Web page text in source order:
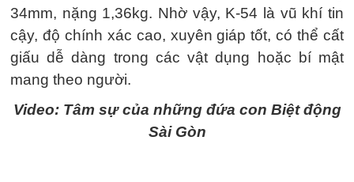
34mm, nặng 1,36kg. Nhờ vậy, K-54 là vũ khí tin
cậy, độ chính xác cao, xuyên giáp tốt, có thể cất
giấu dễ dàng trong các vật dụng hoặc bí mật
mang theo người.
Video: Tâm sự của những đứa con Biệt động
Sài Gòn